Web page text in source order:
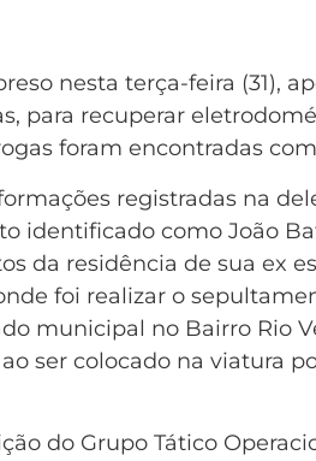
nesta terça-feira (31),
para recuperar
foram encontradas
registradas na
identificado como João
da residência de sua ex
foi realizar o
municipal no Bairro Rio
ser colocado na viatura
do Grupo Tático